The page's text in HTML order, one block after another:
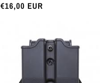
Preço
€16,00 EUR